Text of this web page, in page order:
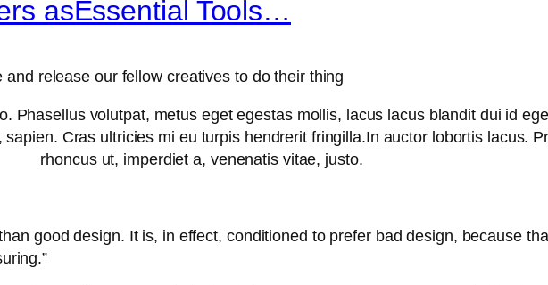
asEssential Tools…
release our fellow creatives to do their thing
Phasellus volutpat, metus eget egestas mollis, lacus lacus blandit dui id
Cras ultricies mi eu turpis hendrerit fringilla.In auctor lobortis lacus.
rhoncus ut, imperdiet a, venenatis vitae, justo.
good design. It is, in effect, conditioned to prefer bad design, because